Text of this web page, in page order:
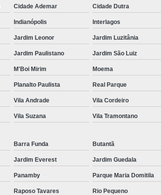
Crachá Personalizado Pvc
Crachás
Crachás Personalizados para
Impressora Datacard
Impressora de Crachá
Impressora de Etiquetas Argox
Impressora Zebra
Porta Crachá Conjugado
Ribbon Colorido
Ribbon
Ribbon Fargo
Ribbon
Cidade Ademar Cidade Dutra
Indianópolis Interlagos
Jardim Leonor Jardim Luzitânia
Jardim Paulistano Jardim São Luiz
M'Boi Mirim Moema
Planalto Paulista Real Parque
Vila Andrade Vila Cordeiro
Vila Suzana Vila Tramontano
Barra Funda Butantã
Jardim Everest Jardim Guedala
Panamby Parque Maria Domitila
Raposo Tavares Rio Pequeno